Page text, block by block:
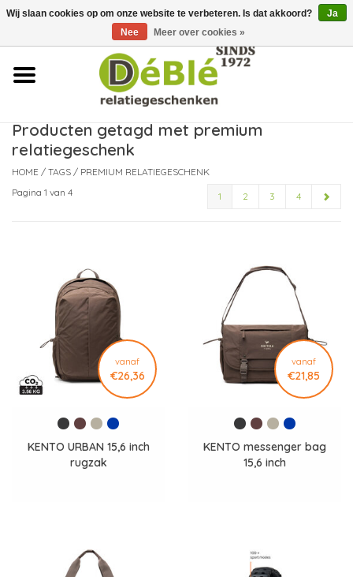
Over ons
Contact
Nieuws
Leveringsvoorwaarden
Producten getagd met premium
relatiegeschenk
HOME / TAGS / PREMIUM RELATIEGESCHENK
Pagina 1 van 4
1 2 3 4
vanaf
€26,36
KENTO URBAN 15,6 inch
rugzak
vanaf
€21,85
KENTO messenger bag
15,6 inch
Wij slaan cookies op om onze website te verbeteren. Is dat akkoord?
Ja
Nee
Meer over cookies »